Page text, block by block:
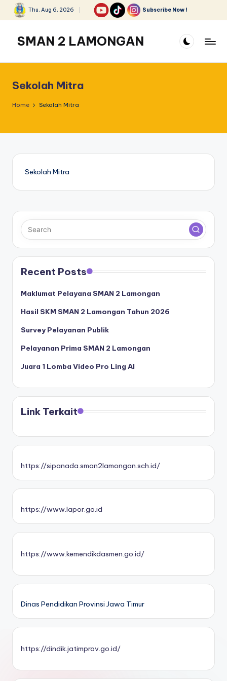
Skip
content
Thu, Aug 6, 2026 Subscribe Now !
SMAN 2 LAMONGAN
Sekolah Mitra
Home Sekolah Mitra
Sekolah Mitra
Recent Posts
Maklumat Pelayana SMAN 2 Lamongan
Hasil SKM SMAN 2 Lamongan Tahun 2026
Survey Pelayanan Publik
Pelayanan Prima SMAN 2 Lamongan
Juara 1 Lomba Video Pro Ling AI
Link Terkait
https://sipanada.sman2lamongan.sch.id/
https://www.lapor.go.id
https://www.kemendikdasmen.go.id/
Dinas Pendidikan Provinsi Jawa Timur
https://dindik.jatimprov.go.id/